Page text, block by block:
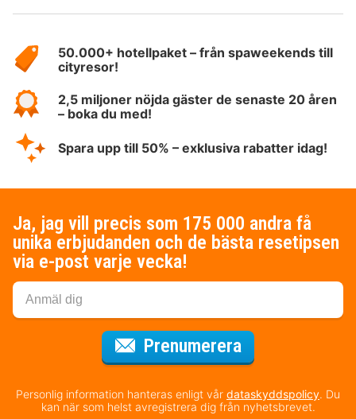
HotelSpecials50.000+ hotellpaket – från spaweekends till
cityresor!
2,5 miljoner nöjda gäster de senaste 20 åren
– boka du med!
Spara upp till 50% – exklusiva rabatter idag!
Ja, jag vill precis som 175 000 andra få
unika erbjudanden och de bästa resetipsen
via e-post varje vecka!
Prenumerera
Personlig information hanteras enligt vår dataskyddspolicy. Du
kan när som helst avregistrera dig från nyhetsbrevet.